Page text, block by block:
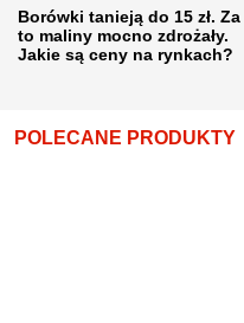
Borówki tanieją do 15 zł. Za
to maliny mocno zdrożały.
Jakie są ceny na rynkach?
POLECANE PRODUKTY